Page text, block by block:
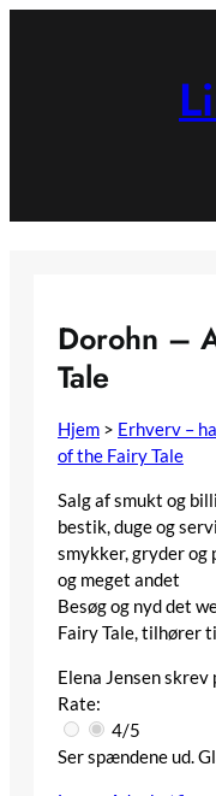
Dorohn –
Tale
Hjem > Erhverv –
of the Fairy Tale
Salg af smukt og
bestik, duge og
smykker, gryder og
og meget andet
Besøg og nyd det
Fairy Tale , tilhører
Elena Jensenskrev
Rate:
4/5
Ser spændene ud.